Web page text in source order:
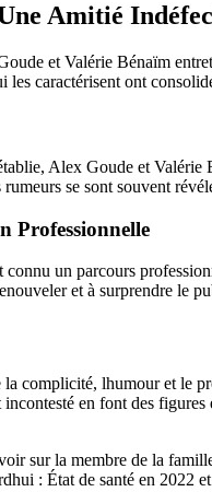
Amitié
et Valérie Bénaïm
caractérisent ont
Alex Goude et Valérie
se sont souvent
Professionnelle
un parcours
et à surprendre le
complicité, lhumour et le
en font des
sur la membre de la
: État de santé en 2022